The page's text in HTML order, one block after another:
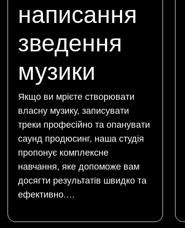
написання
зведення
музики
Якщо ви мрієте створювати
власну музику, записувати
треки професійно та опанувати
саунд продюсинг, наша студія
пропонує комплексне
навчання, яке допоможе вам
досягти результатів швидко та
ефективно.…